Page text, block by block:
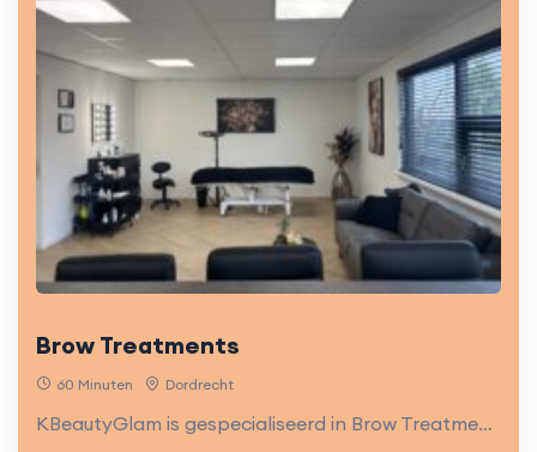
Brow Treatments
60 Minuten Dordrecht
KBeautyGlam is gespecialiseerd in Brow Treatments. De wenkbrauwen zijn een blikvanger voor jouw gezicht. Met een shape, henna en/of tinting treatment creëren we de perfecte wenkbrauwen.